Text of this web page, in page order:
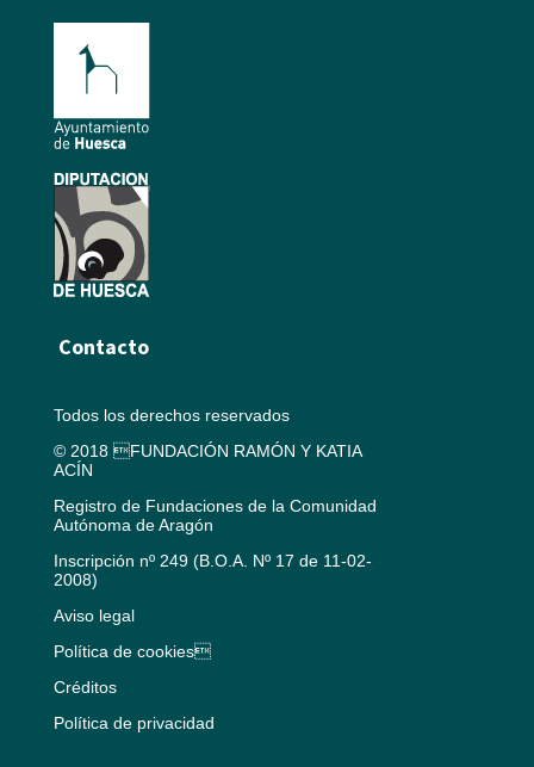
Contacto
Todos los derechos reservados
© 2018 FUNDACIÓN RAMÓN Y KATIA
ACÍN
Registro de Fundaciones de la Comunidad
Autónoma de Aragón
Inscripción nº 249 (B.O.A. Nº 17 de 11-02-
2008)
Aviso legal
Política de cookies
Créditos
Política de privacidad